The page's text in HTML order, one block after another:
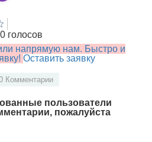
0 голосов
напрямую нам. Быстро и
Оставить заявку
Комментарии
пользователи
пожалуйста